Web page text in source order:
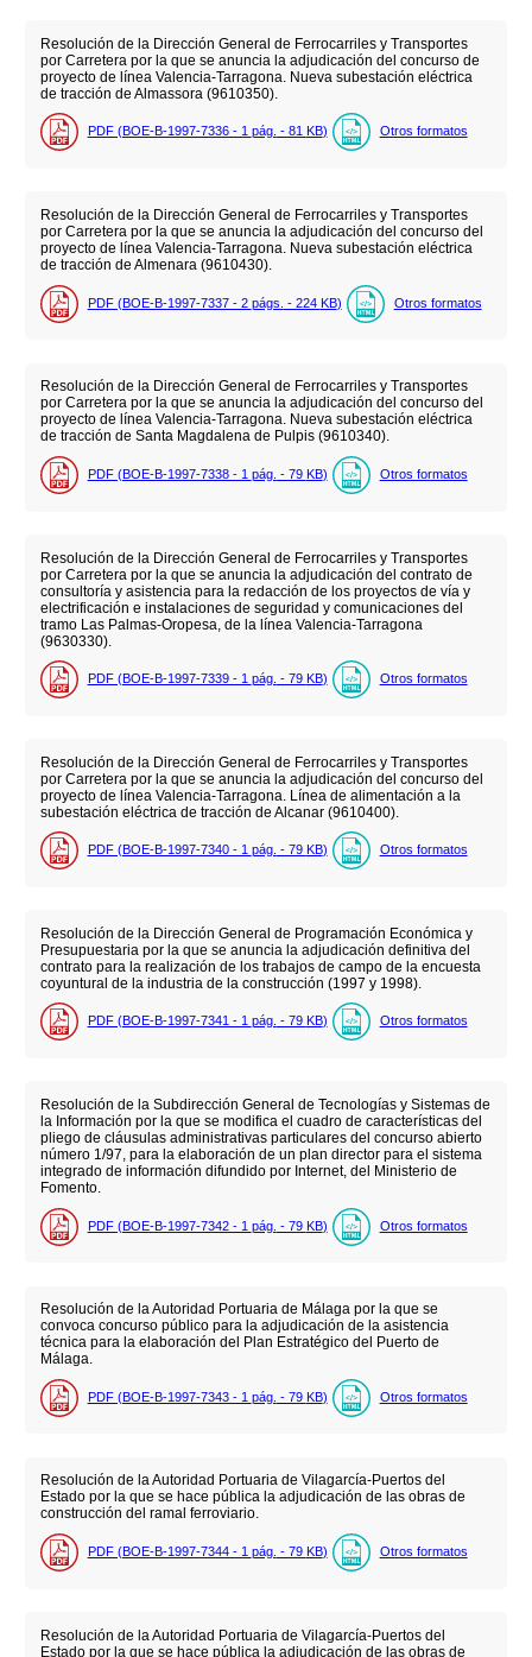
Resolución de la Dirección General de Ferrocarriles y Transportes
por Carretera por la que se anuncia la adjudicación del concurso de
proyecto de línea Valencia-Tarragona. Nueva subestación eléctrica
de tracción de Almassora (9610350).
PDF (BOE-B-1997-7336 - 1 pág. - 81 KB) Otros formatos
Resolución de la Dirección General de Ferrocarriles y Transportes
por Carretera por la que se anuncia la adjudicación del concurso del
proyecto de línea Valencia-Tarragona. Nueva subestación eléctrica
de tracción de Almenara (9610430).
PDF (BOE-B-1997-7337 - 2 págs. - 224 KB) Otros formatos
Resolución de la Dirección General de Ferrocarriles y Transportes
por Carretera por la que se anuncia la adjudicación del concurso del
proyecto de línea Valencia-Tarragona. Nueva subestación eléctrica
de tracción de Santa Magdalena de Pulpis (9610340).
PDF (BOE-B-1997-7338 - 1 pág. - 79 KB) Otros formatos
Resolución de la Dirección General de Ferrocarriles y Transportes
por Carretera por la que se anuncia la adjudicación del contrato de
consultoría y asistencia para la redacción de los proyectos de vía y
electrificación e instalaciones de seguridad y comunicaciones del
tramo Las Palmas-Oropesa, de la línea Valencia-Tarragona
(9630330).
PDF (BOE-B-1997-7339 - 1 pág. - 79 KB) Otros formatos
Resolución de la Dirección General de Ferrocarriles y Transportes
por Carretera por la que se anuncia la adjudicación del concurso del
proyecto de línea Valencia-Tarragona. Línea de alimentación a la
subestación eléctrica de tracción de Alcanar (9610400).
PDF (BOE-B-1997-7340 - 1 pág. - 79 KB) Otros formatos
Resolución de la Dirección General de Programación Económica y
Presupuestaria por la que se anuncia la adjudicación definitiva del
contrato para la realización de los trabajos de campo de la encuesta
coyuntural de la industria de la construcción (1997 y 1998).
PDF (BOE-B-1997-7341 - 1 pág. - 79 KB) Otros formatos
Resolución de la Subdirección General de Tecnologías y Sistemas de
la Información por la que se modifica el cuadro de características del
pliego de cláusulas administrativas particulares del concurso abierto
número 1/97, para la elaboración de un plan director para el sistema
integrado de información difundido por Internet, del Ministerio de
Fomento.
PDF (BOE-B-1997-7342 - 1 pág. - 79 KB) Otros formatos
Resolución de la Autoridad Portuaria de Málaga por la que se
convoca concurso público para la adjudicación de la asistencia
técnica para la elaboración del Plan Estratégico del Puerto de
Málaga.
PDF (BOE-B-1997-7343 - 1 pág. - 79 KB) Otros formatos
Resolución de la Autoridad Portuaria de Vilagarcía-Puertos del
Estado por la que se hace pública la adjudicación de las obras de
construcción del ramal ferroviario.
PDF (BOE-B-1997-7344 - 1 pág. - 79 KB) Otros formatos
Resolución de la Autoridad Portuaria de Vilagarcía-Puertos del
Estado por la que se hace pública la adjudicación de las obras de